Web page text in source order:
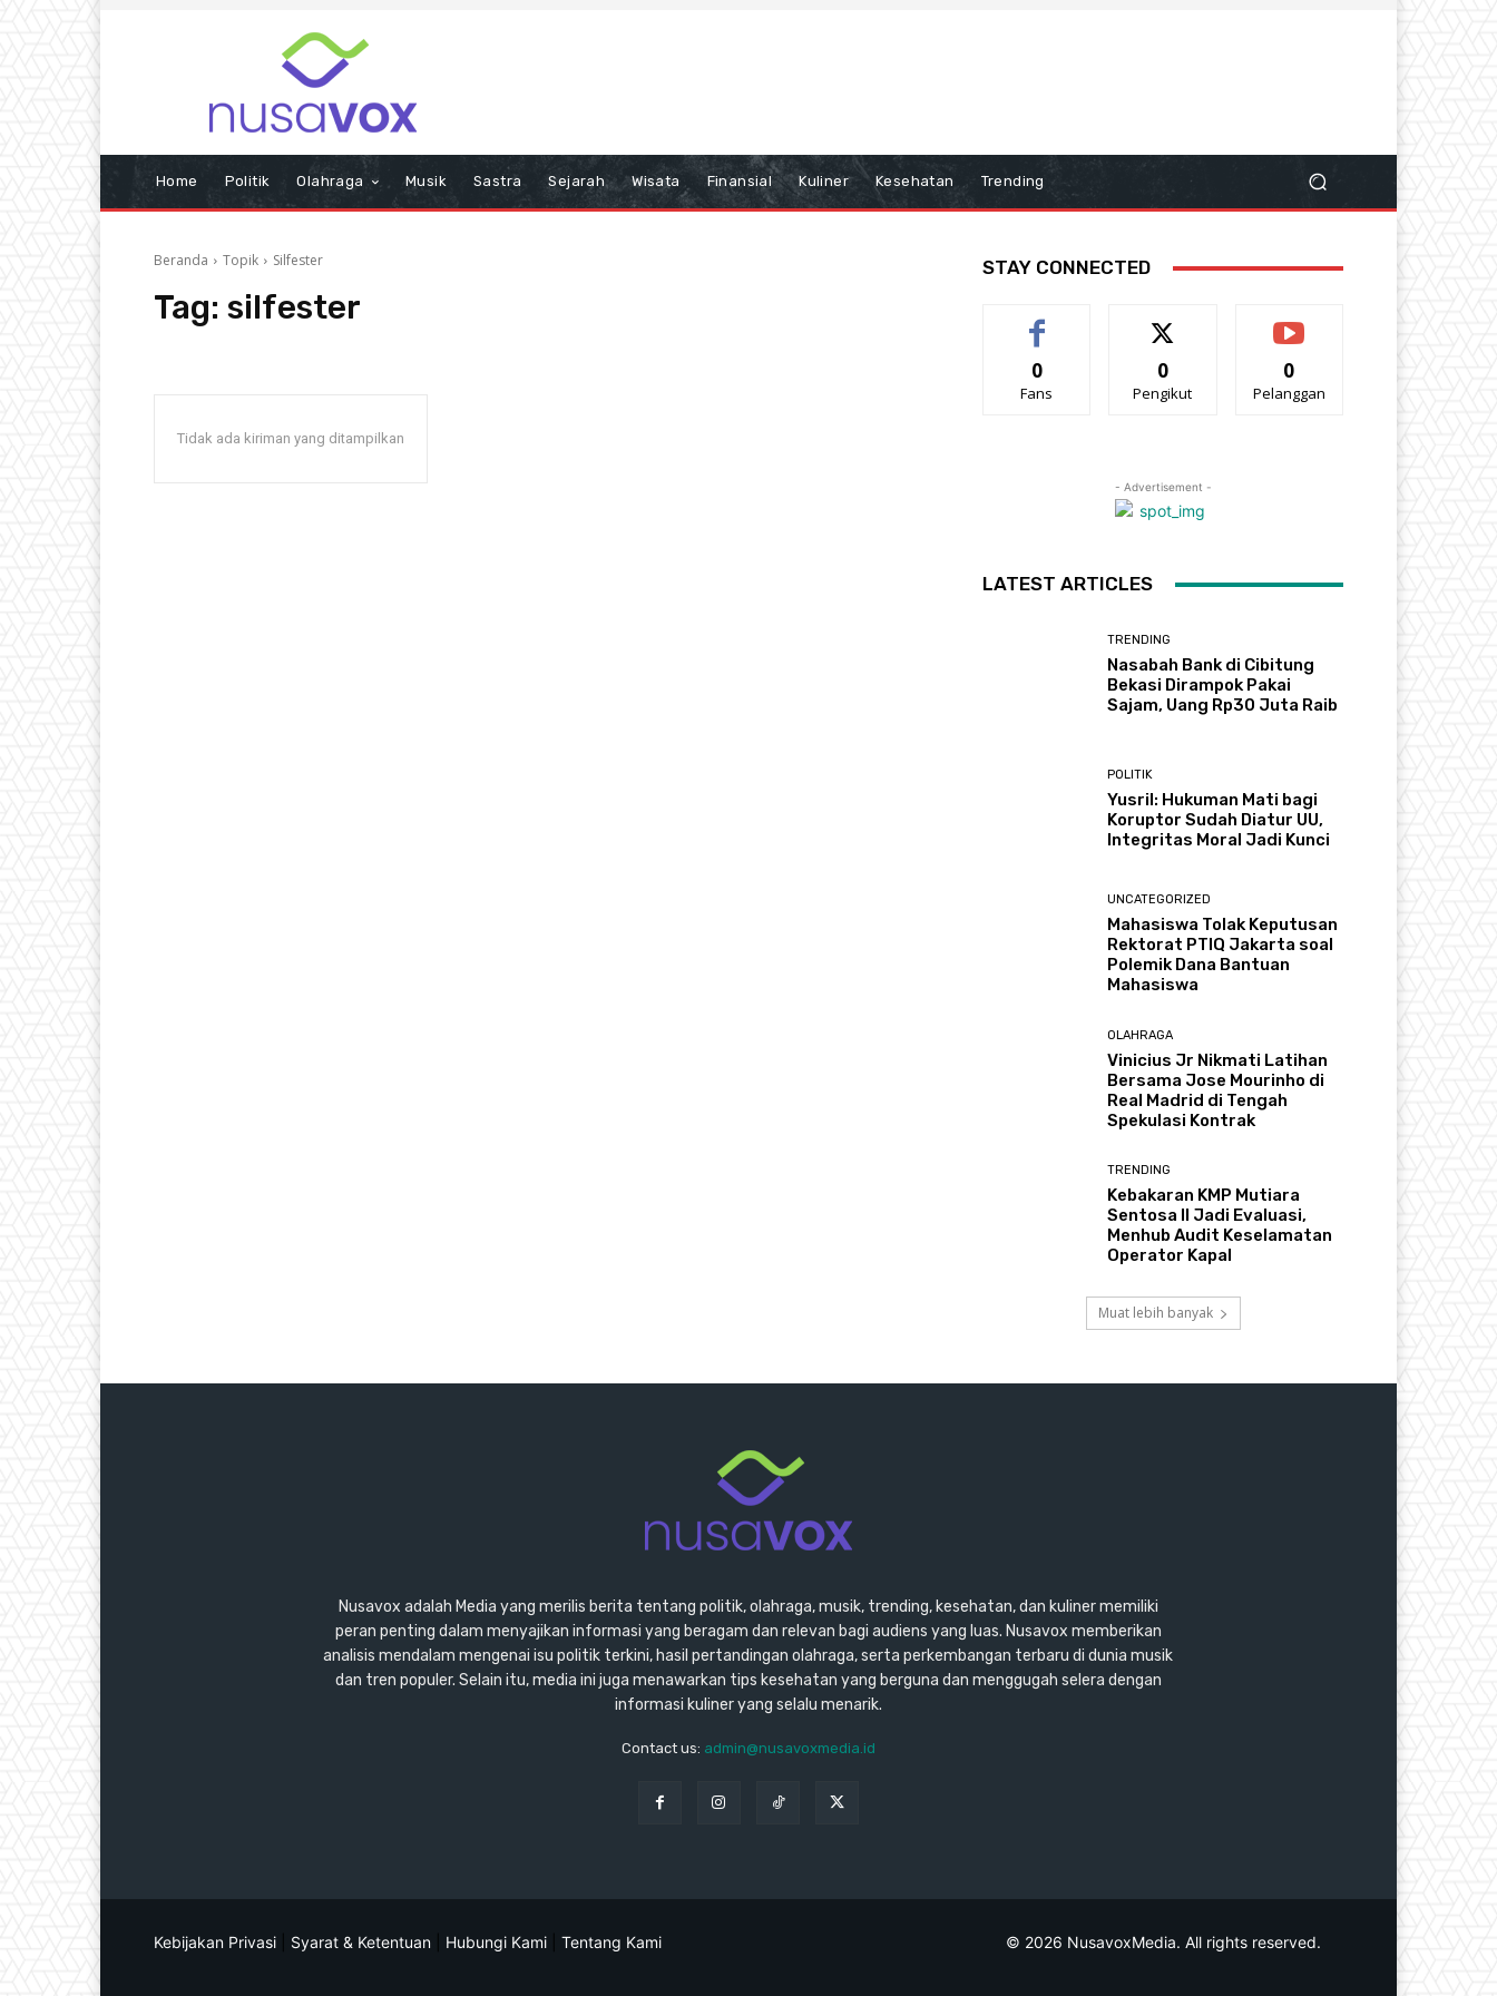
Home Politik Olahraga Musik Sastra Sejarah Wisata Finansial Kuliner Kesehatan Trending
Beranda Topik Silfester
Tag: silfester
Tidak ada kiriman yang ditampilkan
STAY CONNECTED
0
Fans
0
Pengikut
0
Pelanggan
- Advertisement -
LATEST ARTICLES
TRENDING
Nasabah Bank di Cibitung
Bekasi Dirampok Pakai
Sajam, Uang Rp30 Juta Raib
POLITIK
Yusril: Hukuman Mati bagi
Koruptor Sudah Diatur UU,
Integritas Moral Jadi Kunci
UNCATEGORIZED
Mahasiswa Tolak Keputusan
Rektorat PTIQ Jakarta soal
Polemik Dana Bantuan
Mahasiswa
OLAHRAGA
Vinicius Jr Nikmati Latihan
Bersama Jose Mourinho di
Real Madrid di Tengah
Spekulasi Kontrak
TRENDING
Kebakaran KMP Mutiara
Sentosa II Jadi Evaluasi,
Menhub Audit Keselamatan
Operator Kapal
Muat lebih banyak
Nusavox adalah Media yang merilis berita tentang politik, olahraga, musik, trending, kesehatan, dan kuliner memiliki
peran penting dalam menyajikan informasi yang beragam dan relevan bagi audiens yang luas. Nusavox memberikan
analisis mendalam mengenai isu politik terkini, hasil pertandingan olahraga, serta perkembangan terbaru di dunia musik
dan tren populer. Selain itu, media ini juga menawarkan tips kesehatan yang berguna dan menggugah selera dengan
informasi kuliner yang selalu menarik.
Contact us: admin@nusavoxmedia.id
Kebijakan Privasi Syarat & Ketentuan Hubungi Kami Tentang Kami © 2026 NusavoxMedia. All rights reserved.